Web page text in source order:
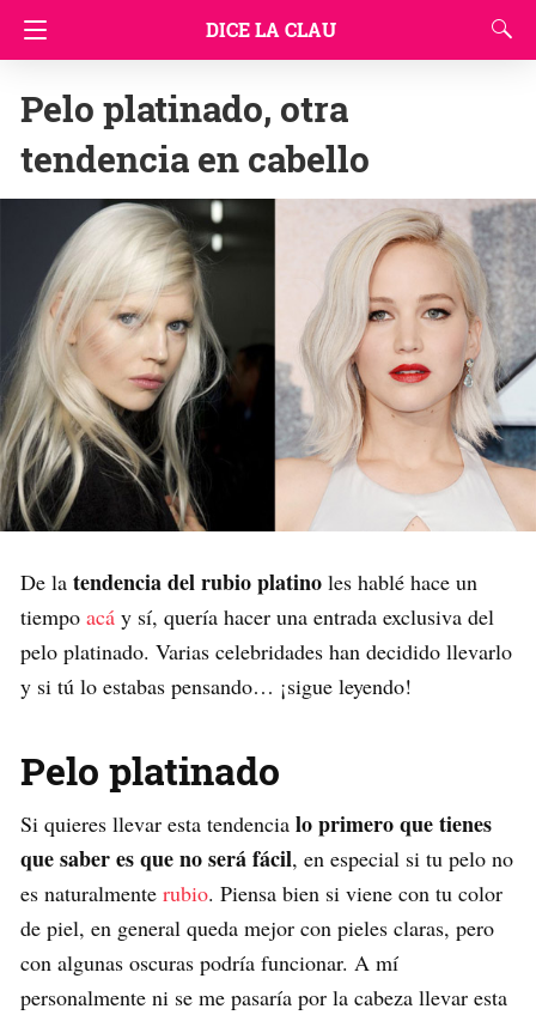
DICE LA CLAU
Pelo platinado, otra
tendencia en cabello
De la tendencia del rubio platino les hablé hace un
tiempo acá y sí, quería hacer una entrada exclusiva del
pelo platinado. Varias celebridades han decidido llevarlo
y si tú lo estabas pensando… ¡sigue leyendo!
Pelo platinado
Si quieres llevar esta tendencia lo primero que tienes
que saber es que no será fácil, en especial si tu pelo no
es naturalmente rubio. Piensa bien si viene con tu color
de piel, en general queda mejor con pieles claras, pero
con algunas oscuras podría funcionar. A mí
personalmente ni se me pasaría por la cabeza llevar esta